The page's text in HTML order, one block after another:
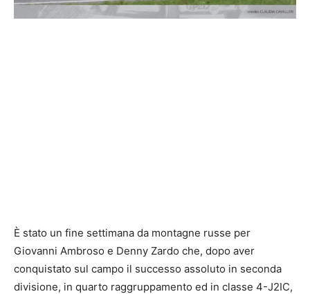
È stato un fine settimana da montagne russe per
Giovanni Ambroso e Denny Zardo che, dopo aver
conquistato sul campo il successo assoluto in seconda
divisione, in quarto raggruppamento ed in classe 4-J2IC,